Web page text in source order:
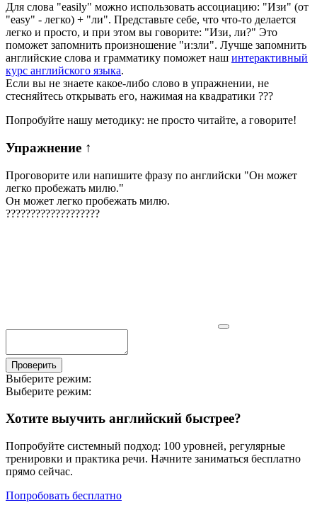
Для слова "easily" можно использовать ассоциацию: "Изи" (от
"easy" - легко) + "ли". Представьте себе, что что-то делается
легко и просто, и при этом вы говорите: "Изи, ли?" Это
поможет запомнить произношение "и:зли". Лучше запомнить
английские слова и грамматику поможет наш интерактивный
курс английского языка.
Если вы не знаете какое-либо слово в упражнении, не
стесняйтесь открывать его, нажимая на квадратики ???
Попробуйте нашу методику: не просто читайте, а говорите!
Упражнение ↑
Проговорите или напишите фразу по английски "Он может
легко пробежать милю."
Он может легко пробежать милю.
???????????????????
Проверить
Выберите режим:
Выберите режим:
Хотите выучить английский быстрее?
Попробуйте системный подход: 100 уровней, регулярные
тренировки и практика речи. Начните заниматься бесплатно
прямо сейчас.
Попробовать бесплатно